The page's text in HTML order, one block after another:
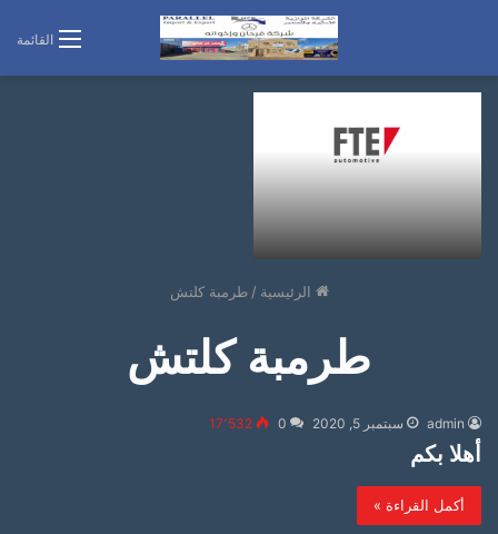
القائمة
الرئيسية / طرمبة كلتش
طرمبة كلتش
admin سبتمبر 5, 2020 0 17٬532
أهلا بكم
أكمل القراءة »